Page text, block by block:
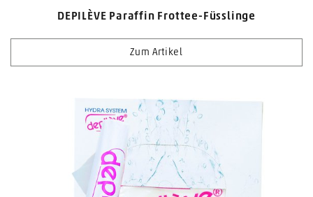
DEPILÈVE Paraffin Frottee-Füsslinge
Zum Artikel